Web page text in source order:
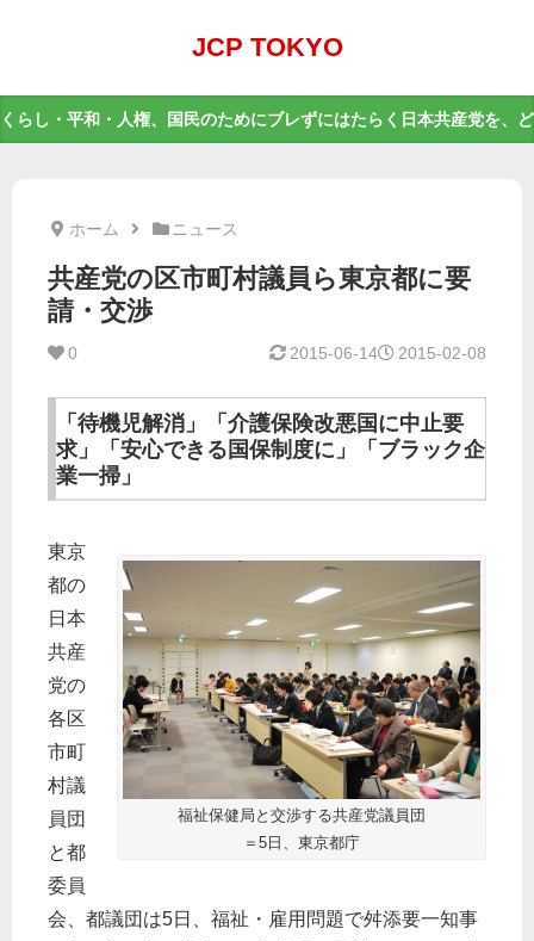
JCP TOKYO
くらし・平和・人権、国民のためにブレずにはたらく日本共産党を、
ホーム ニュース
共産党の区市町村議員ら東京都に要
請・交渉
0 2015-02-08
2015-06-14
「待機児解消」「介護保険改悪国に中止要
求」「安心できる国保制度に」「ブラック企
業一掃」
福祉保健局と交渉する共産党議員団
＝5日、東京都庁
東京
都の
日本
共産
党の
各区
市町
村議
員団
と都
委員
会、都議団は5日、福祉・雇用問題で舛添要一知事